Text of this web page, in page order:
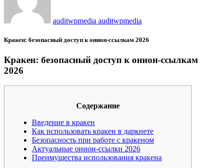
auditwpmedia auditwpmedia
Кракен: безопасный доступ к онион-ссылкам 2026
Кракен: безопасный доступ к онион-ссылкам
2026
Содержание
Введение в кракен
Как использовать кракен в даркнете
Безопасность при работе с кракеном
Актуальные онион-ссылки 2026
Преимущества использования кракена